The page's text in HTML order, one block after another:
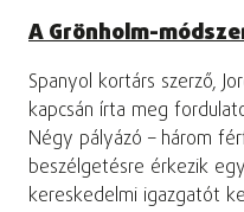
A Grönholm-
Spanyol kortárs szerző,
kapcsán írta meg
Négy pályázó – három
beszélgetésre érkezik
kereskedelmi igazgatót